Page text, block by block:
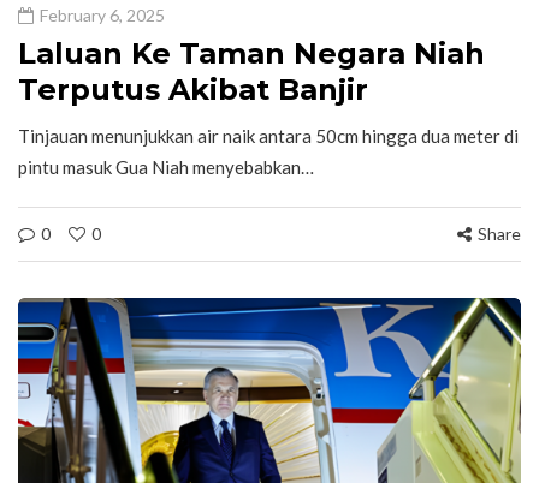
February 6, 2025
Laluan Ke Taman Negara Niah
Terputus Akibat Banjir
Tinjauan menunjukkan air naik antara 50cm hingga dua meter di
pintu masuk Gua Niah menyebabkan…
0 0 Share